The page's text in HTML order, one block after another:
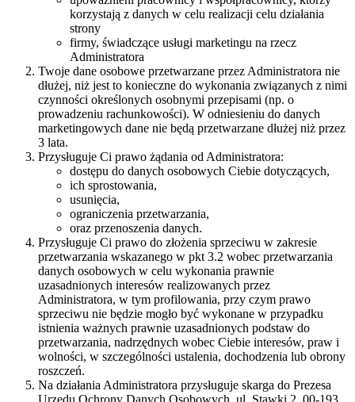
korzystają z danych w celu realizacji celu działania
strony
firmy, świadczące usługi marketingu na rzecz
Administratora
Twoje dane osobowe przetwarzane przez Administratora nie
dłużej, niż jest to konieczne do wykonania związanych z nimi
czynności określonych osobnymi przepisami (np. o
prowadzeniu rachunkowości). W odniesieniu do danych
marketingowych dane nie będą przetwarzane dłużej niż przez
3 lata.
Przysługuje Ci prawo żądania od Administratora:
dostępu do danych osobowych Ciebie dotyczących,
ich sprostowania,
usunięcia,
ograniczenia przetwarzania,
oraz przenoszenia danych.
Przysługuje Ci prawo do złożenia sprzeciwu w zakresie
przetwarzania wskazanego w pkt 3.2 wobec przetwarzania
danych osobowych w celu wykonania prawnie
uzasadnionych interesów realizowanych przez
Administratora, w tym profilowania, przy czym prawo
sprzeciwu nie będzie mogło być wykonane w przypadku
istnienia ważnych prawnie uzasadnionych podstaw do
przetwarzania, nadrzędnych wobec Ciebie interesów, praw i
wolności, w szczególności ustalenia, dochodzenia lub obrony
roszczeń.
Na działania Administratora przysługuje skarga do Prezesa
Urzędu Ochrony Danych Osobowych, ul. Stawki 2, 00-193